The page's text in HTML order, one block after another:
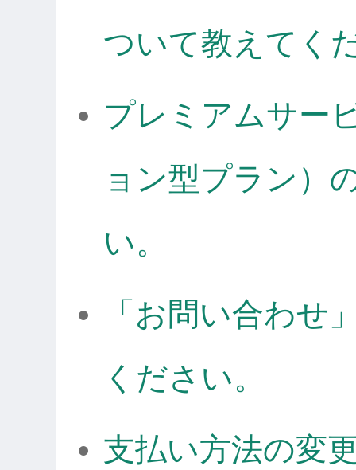
ついて教えてく
プレミアムサー
ョン型プラン）
い。
「お問い合わせ
ください。
支払い方法の変